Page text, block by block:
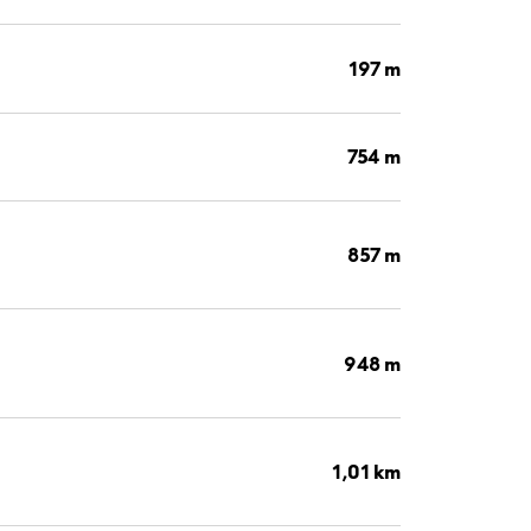
197 m
754 m
857 m
948 m
1,01 km